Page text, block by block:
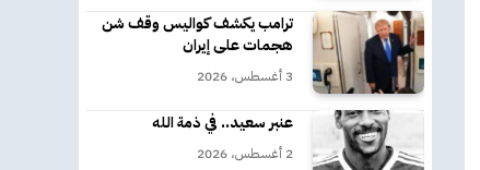
ترامب يكشف كواليس وقف شن
هجمات على إيران
3 أغسطس، 2026
عنبر سعيد.. في ذمة الله
2 أغسطس، 2026